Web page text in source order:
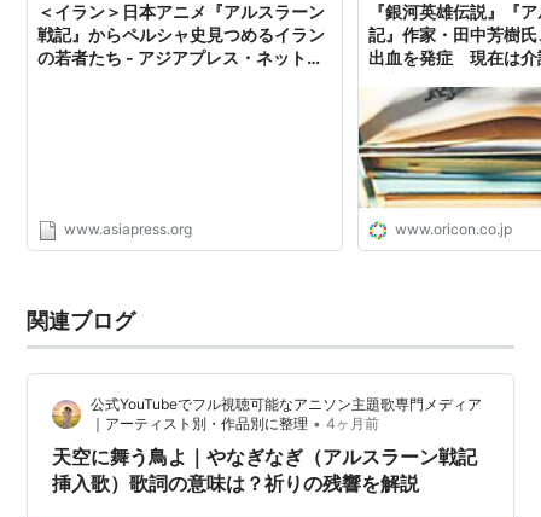
エラム：花江夏樹
ギーヴ：KENN
タハミーネ：田中敦子
カーラーン
キシュワード：安元洋貴
クバード：三宅健太
シャプール、イスファハーン：小西克幸
トゥース：土田大
＜イラン＞日本アニメ『アルスラーン
戦記』からペルシャ史見つめるイラン
の若者たち - アジアプレス・ネットワ
www.asiapress.org
『銀河英雄伝説』『
記』作家・田中芳樹
出血を発症 現在は介
www.oricon.co.jp
関連ブログ
公式YouTubeでフル視聴可能なアニソン主題歌専門メディア
｜アーティスト別・作品別に整理 • 4ヶ月前
天空に舞う鳥よ｜やなぎなぎ（アルスラーン戦記
挿入歌）歌詞の意味は？祈りの残響を解説